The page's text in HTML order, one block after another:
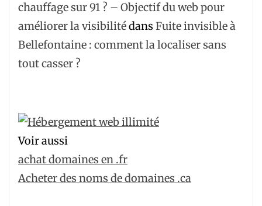
chauffage sur 91 ? – Objectif du web pour
améliorer la visibilitédans Fuite invisible à
Bellefontaine : comment la localiser sans
tout casser ?
Voir aussi
achat domaines en .fr
Acheter des noms de domaines .ca